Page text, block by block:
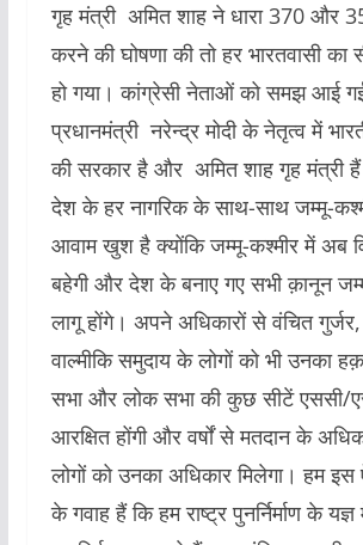
गृह मंत्री अमित शाह ने धारा 370 और
करने की घोषणा की तो हर भारतवासी का
हो गया। कांग्रेसी नेताओं को समझ आई
प्रधानमंत्री नरेन्द्र मोदी के नेतृत्व में
की सरकार है और अमित शाह गृह
देश के हर नागरिक के साथ-साथ जम्मू-
आवाम खुश है क्योंकि जम्मू-कश्मीर में अब
बहेगी और देश के बनाए गए सभी क़ानून
लागू होंगे। अपने अधिकारों से वंचित
वाल्मीकि समुदाय के लोगों को भी उनका
सभा और लोक सभा की कुछ सीटें एससी/
आरक्षित होंगी और वर्षों से मतदान के
लोगों को उनका अधिकार मिलेगा। हम इस
के गवाह हैं कि हम राष्ट्र पुनर्निर्माण के